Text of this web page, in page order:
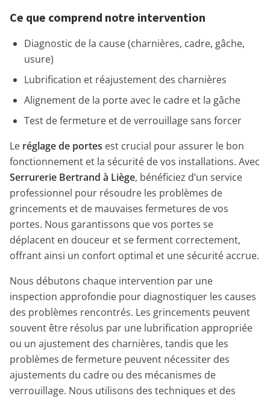
Ce que comprend notre intervention
Diagnostic de la cause (charnières, cadre, gâche,
usure)
Lubrification et réajustement des charnières
Alignement de la porte avec le cadre et la gâche
Test de fermeture et de verrouillage sans forcer
Le réglage de portes est crucial pour assurer le bon
fonctionnement et la sécurité de vos installations. Avec
Serrurerie Bertrand à Liège, bénéficiez d’un service
professionnel pour résoudre les problèmes de
grincements et de mauvaises fermetures de vos
portes. Nous garantissons que vos portes se
déplacent en douceur et se ferment correctement,
offrant ainsi un confort optimal et une sécurité accrue.
Nous débutons chaque intervention par une
inspection approfondie pour diagnostiquer les causes
des problèmes rencontrés. Les grincements peuvent
souvent être résolus par une lubrification appropriée
ou un ajustement des charnières, tandis que les
problèmes de fermeture peuvent nécessiter des
ajustements du cadre ou des mécanismes de
verrouillage. Nous utilisons des techniques et des